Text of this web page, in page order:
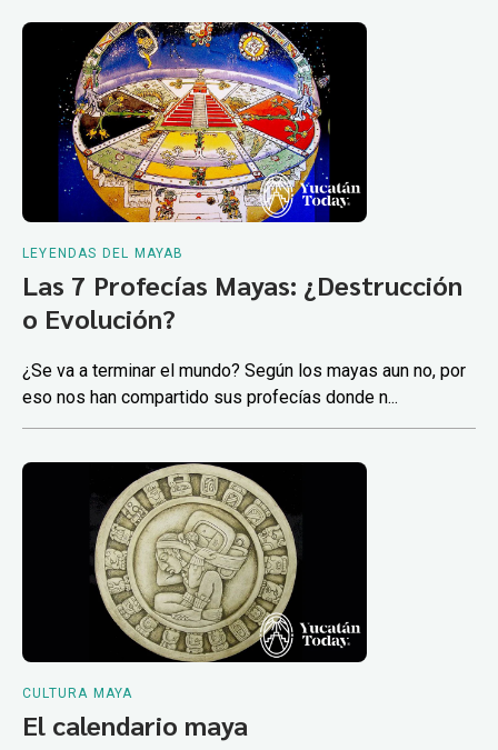
LEYENDAS DEL MAYAB
Las 7 Profecías Mayas: ¿Destrucción
o Evolución?
¿Se va a terminar el mundo? Según los mayas aun no, por
eso nos han compartido sus profecías donde n...
CULTURA MAYA
El calendario maya